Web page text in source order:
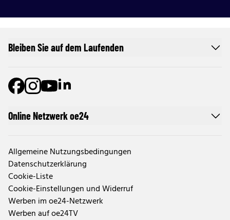
Online Netzwerk oe24
Allgemeine Nutzungsbedingungen
Datenschutzerklärung
Cookie-Liste
Cookie-Einstellungen und Widerruf
Werben im oe24-Netzwerk
Werben auf oe24TV
Bleiben Sie auf dem Laufenden